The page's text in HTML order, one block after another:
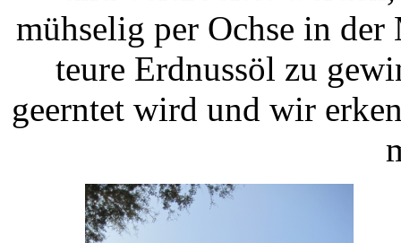
mühselig per Ochse in
teure Erdnussöl zu
geerntet wird und wir